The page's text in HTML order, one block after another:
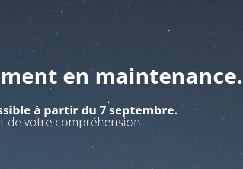
en maintenance.
à partir du 7 septembre.
de votre compréhension.